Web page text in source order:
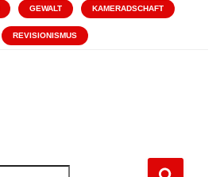
GEWALT KAMERADSCHAFT
REVISIONISMUS